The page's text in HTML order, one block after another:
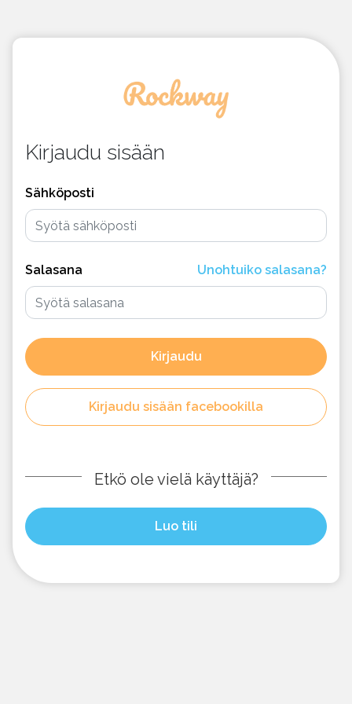
Kirjaudu sisään
Sähköposti
Salasana Unohtuiko salasana?
Kirjaudu
Kirjaudu sisään facebookilla
Etkö ole vielä käyttäjä?
Luo tili